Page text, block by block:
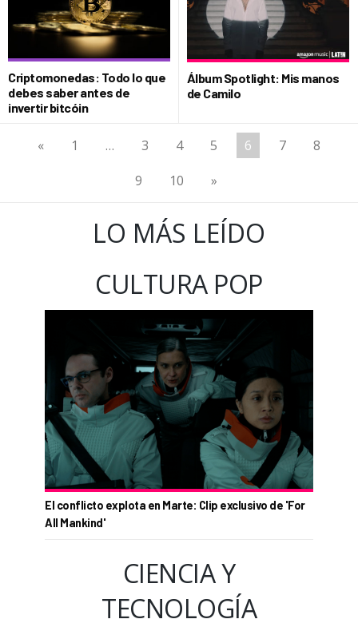
Criptomonedas: Todo lo que
debes saber antes de
invertir bitcóin
Álbum Spotlight: Mis manos
de Camilo
« 1 … 3 4 5 6 7
8
9
10 »
LO MÁS LEÍDO
CULTURA POP
El conflicto explota en Marte: Clip exclusivo de 'For
All Mankind'
CIENCIA Y
TECNOLOGÍA